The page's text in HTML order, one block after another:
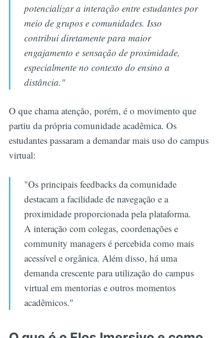
potencializar a interação entre estudantes por
meio de grupos e comunidades. Isso
contribui diretamente para maior
engajamento e sensação de proximidade,
especialmente no contexto do ensino a
distância."
O que chama atenção, porém, é o movimento que
partiu da própria comunidade acadêmica. Os
estudantes passaram a demandar mais uso do campus
virtual:
"Os principais feedbacks da comunidade
destacam a facilidade de navegação e a
proximidade proporcionada pela plataforma.
A interação com colegas, coordenações e
community managers é percebida como mais
acessível e orgânica. Além disso, há uma
demanda crescente para utilização do campus
virtual em mentorias e outros momentos
acadêmicos."